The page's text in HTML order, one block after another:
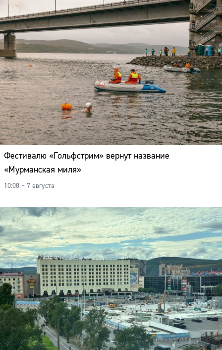
Фестивалю «Гольфстрим» вернут название
«Мурманская миля»
10:08 – 7 августа